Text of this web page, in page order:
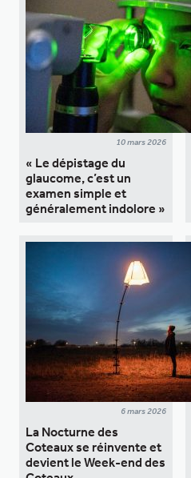
10 mars 2026
« Le dépistage du
glaucome, c’est un
examen simple et
généralement indolore »
6 mars 2026
La Nocturne des
Coteaux se réinvente et
devient le Week-end des